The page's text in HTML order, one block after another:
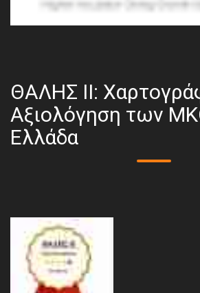
ΘΑΛΗΣ ΙΙ:
Αξιολόγηση των
Ελλάδα